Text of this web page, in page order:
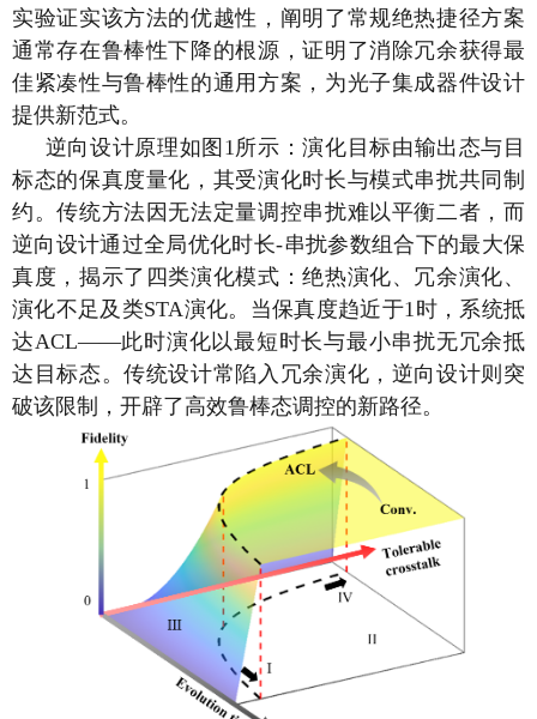
实验证实该方法的优越性，阐明了常规绝热捷径方案
通常存在鲁棒性下降的根源，证明了消除冗余获得最
佳紧凑性与鲁棒性的通用方案，为光子集成器件设计
提供新范式。
逆向设计原理如图 1所示：演化目标由输出态与目
标态的保真度量化，其受演化时长与模式串扰共同制
约。传统方法因无法定量调控串扰难以平衡二者，而
逆向设计通过全局优化时长-串扰参数组合下的最大保
真度，揭示了四类演化模式：绝热演化、冗余演化、
演化不足及类STA演化。当保真度趋近于1时，系统抵
达ACL——此时演化以最短时长与最小串扰无冗余抵
达目标态。传统设计常陷入冗余演化，逆向设计则突
破该限制，开辟了高效鲁棒态调控的新路径。